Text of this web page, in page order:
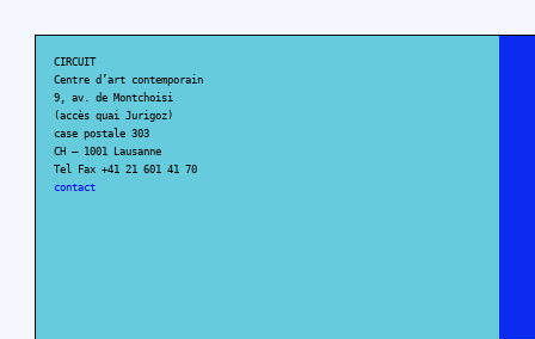
CIRCUIT
Centre d’art contemporain
9, av. de Montchoisi
(accès quai Jurigoz)
case postale 303
CH – 1001 Lausanne
Tel Fax +41 21 601 41 70
contact